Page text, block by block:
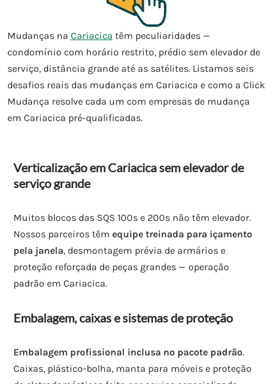
Mudanças na Cariacica têm peculiaridades —
condomínio com horário restrito, prédio sem elevador de
serviço, distância grande até as satélites. Listamos seis
desafios reais das mudanças em Cariacica e como a Click
Mudança resolve cada um com empresas de mudança
em Cariacica pré-qualificadas.
Verticalização em Cariacica sem elevador de
serviço grande
Muitos blocos das SQS 100s e 200s não têm elevador.
Nossos parceiros têmequipe treinada para içamento
pela janela, desmontagem prévia de armários e
proteção reforçada de peças grandes — operação
padrão em Cariacica.
Embalagem, caixas e sistemas de proteção
Embalagem profissional inclusa no pacote padrão.
Caixas, plástico-bolha, manta para móveis e proteção